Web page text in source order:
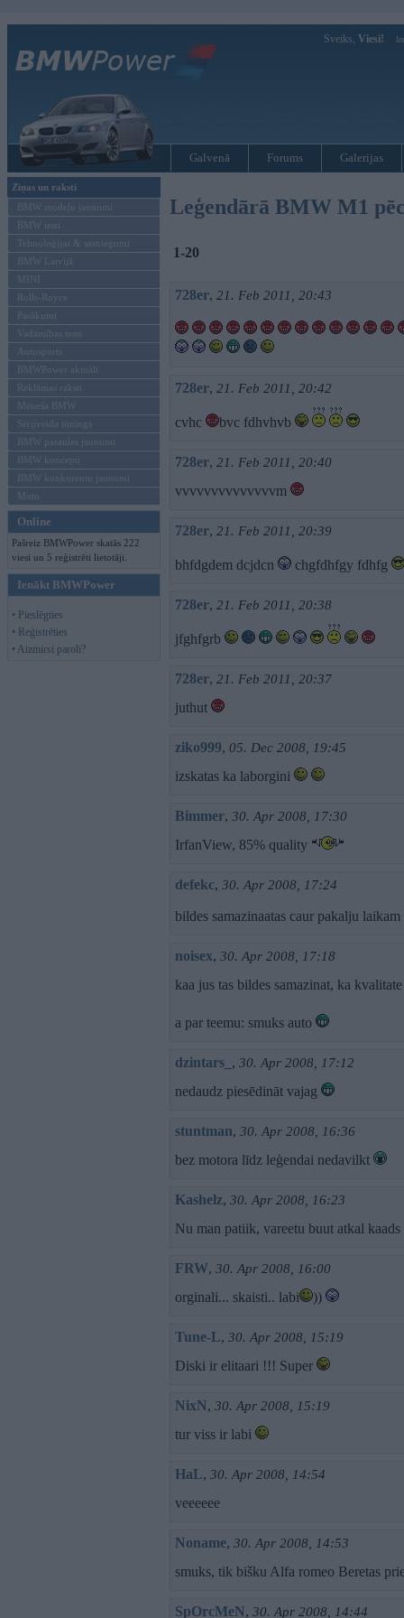
Sveiks, Viesi!
Galvenā Forums Galerijas
Ziņas un raksti
BMW modeļu jaunumi
BMW testi
Tehnoloģijas & sasniegumi
BMW Latvijā
MINI
Rolls-Royce
Pasākumi
Vadāmības tests
Autosports
BMWPower aktuāli
Reklāmas raksti
Mēneša BMW
Sērijveida tūnings
BMW pasaules jaunumi
BMW koncepti
BMW konkurentu jaunumi
Moto
Online
Pašreiz BMWPower skatās 222
viesi un 5 reģistrēti lietotāji.
Ienākt BMWPower
• Pieslēgties
• Reģistrēties
• Aizmirsi paroli?
Leģendārā BMW M1
1-20
728er, 21. Feb 2011, 20:43
728er, 21. Feb 2011, 20:42
cvhc bvc fdhvhvb
728er, 21. Feb 2011, 20:40
vvvvvvvvvvvvvvm
728er, 21. Feb 2011, 20:39
bhfdgdem dcjdcn chgfdhfgy fdhfg
728er, 21. Feb 2011, 20:38
jfghfgrb
728er, 21. Feb 2011, 20:37
juthut
ziko999, 05. Dec 2008, 19:45
izskatas ka laborgini
Bimmer, 30. Apr 2008, 17:30
IrfanView, 85% quality
defekc, 30. Apr 2008, 17:24
bildes samazinaatas caur pakalju laikam
noisex, 30. Apr 2008, 17:18
kaa jus tas bildes samazinat, ka
a par teemu: smuks auto
dzintars_ , 30. Apr 2008, 17:12
nedaudz piesēdināt vajag
stuntman, 30. Apr 2008, 16:36
bez motora līdz leģendai nedavilkt
Kashelz, 30. Apr 2008, 16:23
Nu man patiik, vareetu buut atkal
FRW, 30. Apr 2008, 16:00
orginali... skaisti.. labi ))
Tune-L, 30. Apr 2008, 15:19
Diski ir elitaari !!! Super
NixN, 30. Apr 2008, 15:19
tur viss ir labi
HaL, 30. Apr 2008, 14:54
veeeeee
Noname, 30. Apr 2008, 14:53
smuks, tik bišku Alfa romeo Beretas
SpOrcMeN, 30. Apr 2008, 14:44